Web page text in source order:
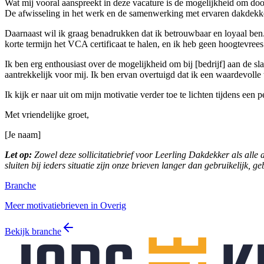
Wat mij vooral aanspreekt in deze vacature is de mogelijkheid om
De afwisseling in het werk en de samenwerking met ervaren
Daarnaast wil ik graag benadrukken dat ik betrouwbaar en loyaal
korte termijn het VCA certificaat te halen, en ik heb geen
Ik ben erg enthousiast over de mogelijkheid om bij [bedrijf] aan de
aantrekkelijk voor mij. Ik ben ervan overtuigd dat ik een waardevolle
Ik kijk er naar uit om mijn motivatie verder toe te lichten tijdens een
Met vriendelijke groet,
[Je naam]
Let op: Zowel deze sollicitatiebrief voor Leerling Dakdekker als alle
sluiten bij ieders situatie zijn onze brieven langer dan gebruikelijk,
Branche
Meer motivatiebrieven in Overig
Bekijk branche